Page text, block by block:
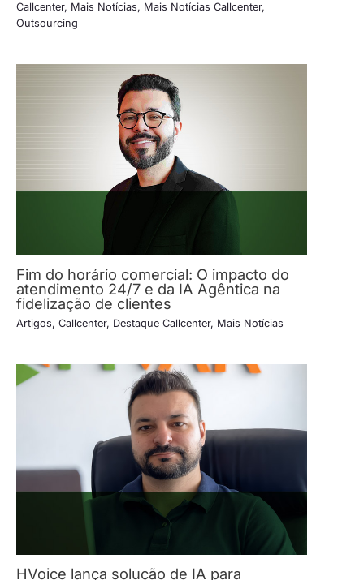
Callcenter, Mais Notícias, Mais Notícias Callcenter,
Outsourcing
Fim do horário comercial: O impacto do
atendimento 24/7 e da IA Agêntica na
fidelização de clientes
Artigos, Callcenter, Destaque Callcenter, Mais Notícias
HVoice lança solução de IA para